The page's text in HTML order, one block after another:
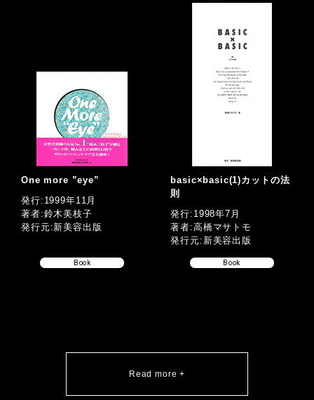
One more ”eye”
発行:1999年11月
著者:鈴木美枝子
発行元:新美容出版
Book
basic×basic(1)カットの法
則
発行:1998年7月
著者:高橋マサトモ
発行元:新美容出版
Book
Read more +